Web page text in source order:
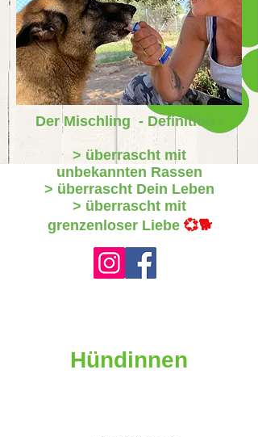
Der Mischling - Definition :
> überrascht mit
unbekannten Rassen
> überrascht Dein Leben
> überrascht mit
grenzenloser Liebe💞🐕
Hündinnen